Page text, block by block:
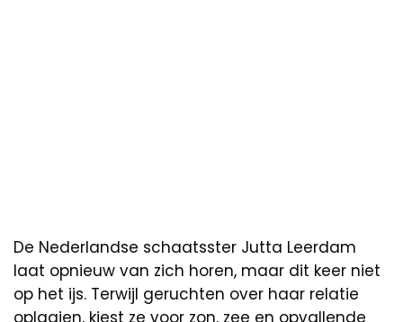
De Nederlandse schaatsster Jutta Leerdam
laat opnieuw van zich horen, maar dit keer niet
op het ijs. Terwijl geruchten over haar relatie
oplaaien, kiest ze voor zon, zee en opvallende